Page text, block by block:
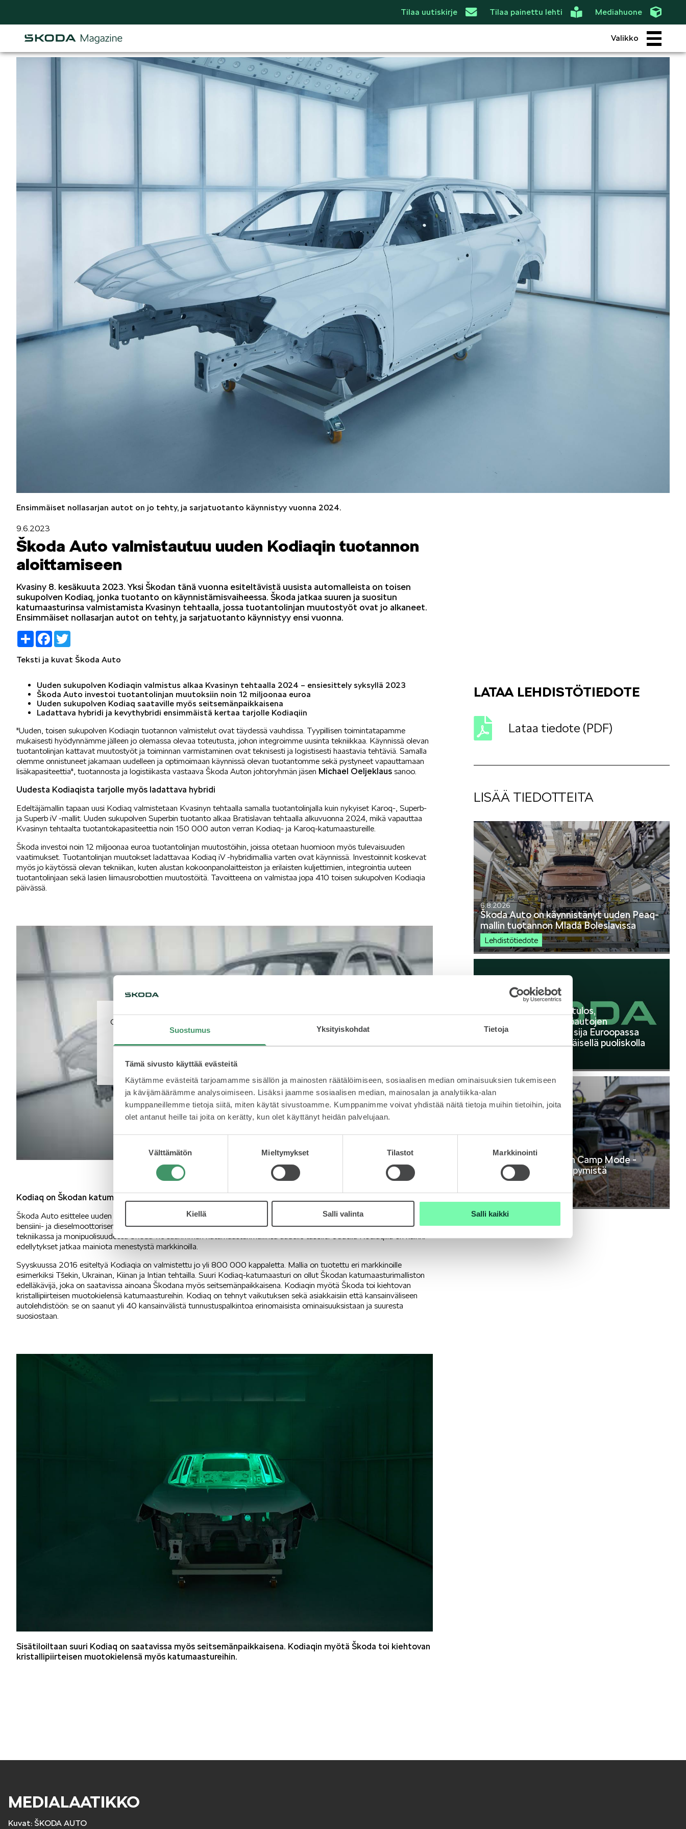
Suostumus Yksityiskohdat Tietoja
Tämä sivusto käyttää evästeitä
Käytämme evästeitä tarjoamamme sisällön ja mainosten räätälöimiseen, sosiaalisen median ominaisuuksien tukemiseen
ja kävijämäärämme analysoimiseen. Lisäksi jaamme sosiaalisen median, mainosalan ja analytiikka-alan
kumppaneillemme tietoja siitä, miten käytät sivustoamme. Kumppanimme voivat yhdistää näitä tietoja muihin tietoihin, joita
olet antanut heille tai joita on kerätty, kun olet käyttänyt heidän palvelujaan.
Välttämätön Mieltymykset Tilastot Markkinointi
Kiellä Salli valinta Salli kaikki
Tilaa uutiskirje Tilaa painettu lehti Mediahuone
Valikko
SÄHKÖAUTOILU KOEAJOSSA KAASUAUTOT
MEIDÄN ŠKODAMME ŠKODA PALVELEE VASTUULLISUUS
SPONSOROINTI &
YHTEISTYÖ
KAROQ KODIAQ
Ensimmäiset nollasarjan autot on jo tehty, ja sarjatuotanto käynnistyy vuonna 2024.
9.6.2023
Škoda Auto valmistautuu uuden Kodiaqin tuotannon
aloittamiseen
Kvasiny 8. kesäkuuta 2023. Yksi Škodan tänä vuonna esiteltävistä uusista automalleista on toisen
sukupolven Kodiaq, jonka tuotanto on käynnistämisvaiheessa. Škoda jatkaa suuren ja suositun
katumaasturinsa valmistamista Kvasinyn tehtaalla, jossa tuotantolinjan muutostyöt ovat jo alkaneet.
Ensimmäiset nollasarjan autot on tehty, ja sarjatuotanto käynnistyy ensi vuonna.
Share Facebook
Teksti ja kuvat Škoda Auto
Uuden sukupolven Kodiaqin valmistus alkaa Kvasinyn tehtaalla 2024 – ensiesittely syksyllä 2023
Škoda Auto investoi tuotantolinjan muutoksiin noin 12 miljoonaa euroa
Uuden sukupolven Kodiaq saataville myös seitsemänpaikkaisena
Ladattava hybridi ja kevythybridi ensimmäistä kertaa tarjolle Kodiaqiin
"Uuden, toisen sukupolven Kodiaqin tuotannon valmistelut ovat täydessä vauhdissa. Tyypillisen toimintatapamme
mukaisesti hyödynnämme jälleen jo olemassa olevaa toteutusta, johon integroimme uusinta tekniikkaa. Käynnissä olevan
tuotantolinjan kattavat muutostyöt ja toiminnan varmistaminen ovat teknisesti ja logistisesti haastavia tehtäviä. Samalla
olemme onnistuneet jakamaan uudelleen ja optimoimaan käynnissä olevan tuotantomme sekä pystyneet vapauttamaan
lisäkapasiteettia", tuotannosta ja logistiikasta vastaava Škoda Auton johtoryhmän jäsen Michael Oeljeklaus sanoo.
Uudesta Kodiaqista tarjolle myös ladattava hybridi
Edeltäjämallin tapaan uusi Kodiaq valmistetaan Kvasinyn tehtaalla samalla tuotantolinjalla kuin nykyiset Karoq-, Superb-
ja Superb iV -mallit. Uuden sukupolven Superbin tuotanto alkaa Bratislavan tehtaalla alkuvuonna 2024, mikä vapauttaa
Kvasinyn tehtaalta tuotantokapasiteettia noin 150 000 auton verran Kodiaq- ja Karoq-katumaastureille.
Škoda investoi noin 12 miljoonaa euroa tuotantolinjan muutostöihin, joissa otetaan huomioon myös tulevaisuuden
vaatimukset. Tuotantolinjan muutokset ladattavaa Kodiaq iV -hybridimallia varten ovat käynnissä. Investoinnit koskevat
myös jo käytössä olevan tekniikan, kuten alustan kokoonpanolaitteiston ja erilaisten kuljettimien, integrointia uuteen
tuotantolinjaan sekä lasien liimausrobottien muutostöitä. Tavoitteena on valmistaa jopa 410 toisen sukupolven Kodiaqia
päivässä.
Olemme upottaneet sisältöä YouTubesta. Lataamme videon vasta,
kun olet hyväksynyt YouTuben
tietosuojakäytännön.
Kodiaq on Škodan katumaasturimalliston edelläkävijä
Škoda Auto esittelee uuden Kodiaqin syksyllä 2023, ja se tuodaan markkinoille 2024. Uusi Kodiaq tulee saataville
bensiini- ja dieselmoottorisena, sekä ensimmäistä kertaa myös ladattavana hybridinä ja kevythybridinä. Turvallisuudessa,
tekniikassa ja monipuolisuudessa Škoda vie suurimman katumaasturimallinsa uudelle tasolle. Uudella Kodiaqilla on kaikki
edellytykset jatkaa mainiota menestystä markkinoilla.
Syyskuussa 2016 esiteltyä Kodiaqia on valmistettu jo yli 800 000 kappaletta. Mallia on tuotettu eri markkinoille
esimerkiksi Tšekin, Ukrainan, Kiinan ja Intian tehtailla. Suuri Kodiaq-katumaasturi on ollut Škodan katumaasturimalliston
edelläkävijä, joka on saatavissa ainoana Škodana myös seitsemänpaikkaisena. Kodiaqin myötä Škoda toi kiehtovan
kristallipiirteisen muotokielensä katumaastureihin. Kodiaq on tehnyt vaikutuksen sekä asiakkaisiin että kansainväliseen
autolehdistöön: se on saanut yli 40 kansainvälistä tunnustuspalkintoa erinomaisista ominaisuuksistaan ja suuresta
suosiostaan.
Sisätiloiltaan suuri Kodiaq on saatavissa myös seitsemänpaikkaisena. Kodiaqin myötä Škoda toi kiehtovan
kristallipiirteisen muotokielensä myös katumaastureihin.
LATAA LEHDISTÖTIEDOTE
Lataa tiedote (PDF)
LISÄÄ TIEDOTTEITA
6.8.2026
Škoda Auto on käynnistänyt uuden Peaq-
mallin tuotannon Mladá Boleslavissa
Lehdistötiedote
Škoda Autolta vahva tulos,
ennätykselliset sähköautojen
toimitukset ja toinen sija Euroopassa
vuoden 2026 ensimmäisellä puoliskolla
21.7.2026
MyŠkoda-sovelluksen Camp Mode -
toiminto: mukavaa yöpymistä
sähköautossa
Lehdistötiedote
MEDIALAATIKKO
Kuvat: ŠKODA AUTO